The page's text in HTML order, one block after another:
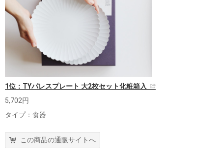
1位：TYパレスプレート 大2枚セット化粧箱入
5,702円
タイプ：食器
この商品の通販サイトへ